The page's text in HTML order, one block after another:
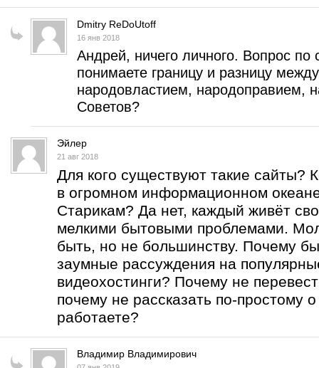
Dmitry ReDoUtoff
16 янв 2018
Андрей, ничего личного. Вопрос по
понимаете границу и разницу
народовластием, народоправием,
Советов?
Эйлер
21 авг 2018
Для кого существуют такие сайты?
в огромном информационном
Старикам? Да нет, каждый живёт
мелкими бытовыми проблемами.
быть, но не большинству. Почему
заумные рассуждения на
видеохостинги? Почему не
почему не рассказать по-простому
работаете?
Владимир Владимирович